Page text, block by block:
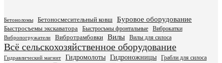
Бетоноломы Бетоносмесительный ковш Буровое оборудование
Быстросъемы экскаватора Быстросъмы фронтальные Виброкатки
Вибропогружатели Вибротрамбовки Вилы Вилы для силоса
Всё сельскохозяйственное оборудование
Гидравлический магнит Гидромолоты Гидроножницы
Грабли для силоса